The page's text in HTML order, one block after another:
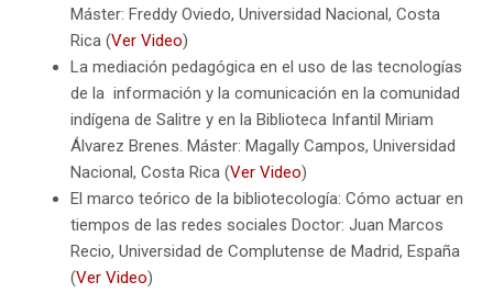
Máster: Freddy Oviedo, Universidad Nacional, Costa
Rica (Ver Video)
La mediación pedagógica en el uso de las tecnologías
de la información y la comunicación en la comunidad
indígena de Salitre y en la Biblioteca Infantil Miriam
Álvarez Brenes. Máster: Magally Campos, Universidad
Nacional, Costa Rica (Ver Video)
El marco teórico de la bibliotecología: Cómo actuar en
tiempos de las redes sociales Doctor: Juan Marcos
Recio, Universidad de Complutense de Madrid, España
(Ver Video)